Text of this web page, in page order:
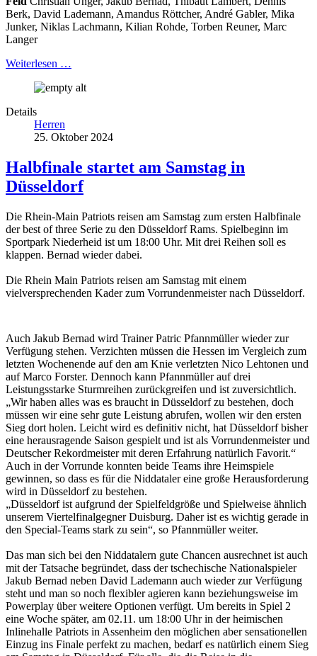
Berk, David Lademann, Amandus Röttcher, André Gabler, Mika
Junker, Niklas Lachmann, Kilian Rohde, Torben Reuner, Marc
Langer
Weiterlesen …
Details
Herren
25. Oktober 2024
Halbfinale startet am Samstag in
Düsseldorf
Die Rhein-Main Patriots reisen am Samstag zum ersten Halbfinale
der best of three Serie zu den Düsseldorf Rams. Spielbeginn im
Sportpark Niederheid ist um 18:00 Uhr. Mit drei Reihen soll es
klappen. Bernad wieder dabei.
Die Rhein Main Patriots reisen am Samstag mit einem
vielversprechenden Kader zum Vorrundenmeister nach Düsseldorf.
Auch Jakub Bernad wird Trainer Patric Pfannmüller wieder zur
Verfügung stehen. Verzichten müssen die Hessen im Vergleich zum
letzten Wochenende auf den am Knie verletzten Nico Lehtonen und
auf Marco Forster. Dennoch kann Pfannmüller auf drei
Leistungsstarke Sturmreihen zurückgreifen und ist zuversichtlich.
„Wir haben alles was es braucht in Düsseldorf zu bestehen, doch
müssen wir eine sehr gute Leistung abrufen, wollen wir den ersten
Sieg dort holen. Leicht wird es definitiv nicht, hat Düsseldorf bisher
eine herausragende Saison gespielt und ist als Vorrundenmeister und
Deutscher Rekordmeister mit deren Erfahrung natürlich Favorit.“
Auch in der Vorrunde konnten beide Teams ihre Heimspiele
gewinnen, so dass es für die Niddataler eine große Herausforderung
wird in Düsseldorf zu bestehen.
„Düsseldorf ist aufgrund der Spielfeldgröße und Spielweise ähnlich
unserem Viertelfinalgegner Duisburg. Daher ist es wichtig gerade in
den Special-Teams stark zu sein“, so Pfannmüller weiter.
Das man sich bei den Niddatalern gute Chancen ausrechnet ist auch
mit der Tatsache begründet, dass der tschechische Nationalspieler
Jakub Bernad neben David Lademann auch wieder zur Verfügung
steht und man so noch flexibler agieren kann beziehungsweise im
Powerplay über weitere Optionen verfügt. Um bereits in Spiel 2
eine Woche später, am 02.11. um 18:00 Uhr in der heimischen
Inlinehalle Patriots in Assenheim den möglichen aber sensationellen
Einzug ins Finale perfekt zu machen, bedarf es natürlich einem Sieg